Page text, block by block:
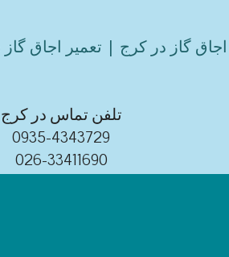
گاز در کرج | تعمیر اجاق
تلفن تماس در کرج
0935-4343729
026-33411690